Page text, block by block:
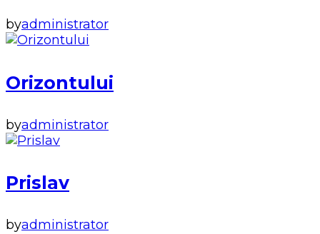
byadministrator
Orizontului
byadministrator
Prislav
byadministrator